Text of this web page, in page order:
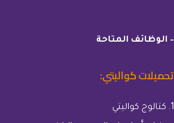
– الوظائف المتاحة
تحميلات كواليتي:
1. كتالوج كواليتي